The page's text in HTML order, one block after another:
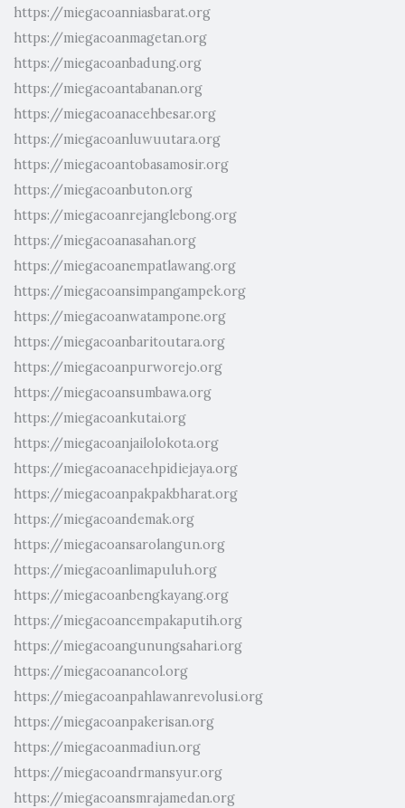
https://miegacoanniasbarat.org
https://miegacoanmagetan.org
https://miegacoanbadung.org
https://miegacoantabanan.org
https://miegacoanacehbesar.org
https://miegacoanluwuutara.org
https://miegacoantobasamosir.org
https://miegacoanbuton.org
https://miegacoanrejanglebong.org
https://miegacoanasahan.org
https://miegacoanempatlawang.org
https://miegacoansimpangampek.org
https://miegacoanwatampone.org
https://miegacoanbaritoutara.org
https://miegacoanpurworejo.org
https://miegacoansumbawa.org
https://miegacoankutai.org
https://miegacoanjailolokota.org
https://miegacoanacehpidiejaya.org
https://miegacoanpakpakbharat.org
https://miegacoandemak.org
https://miegacoansarolangun.org
https://miegacoanlimapuluh.org
https://miegacoanbengkayang.org
https://miegacoancempakaputih.org
https://miegacoangunungsahari.org
https://miegacoanancol.org
https://miegacoanpahlawanrevolusi.org
https://miegacoanpakerisan.org
https://miegacoanmadiun.org
https://miegacoandrmansyur.org
https://miegacoansmrajamedan.org